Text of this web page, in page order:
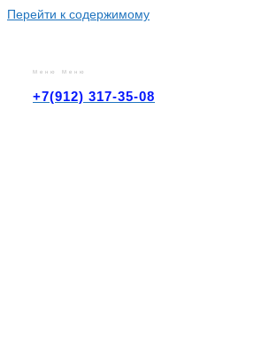
Перейти к содержимому
Меню Меню
+7(912) 317-35-08